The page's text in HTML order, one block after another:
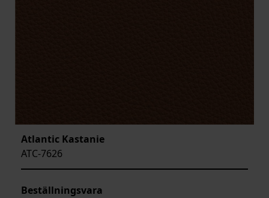
Atlantic Kastanie
ATC-7626
Beställningsvara